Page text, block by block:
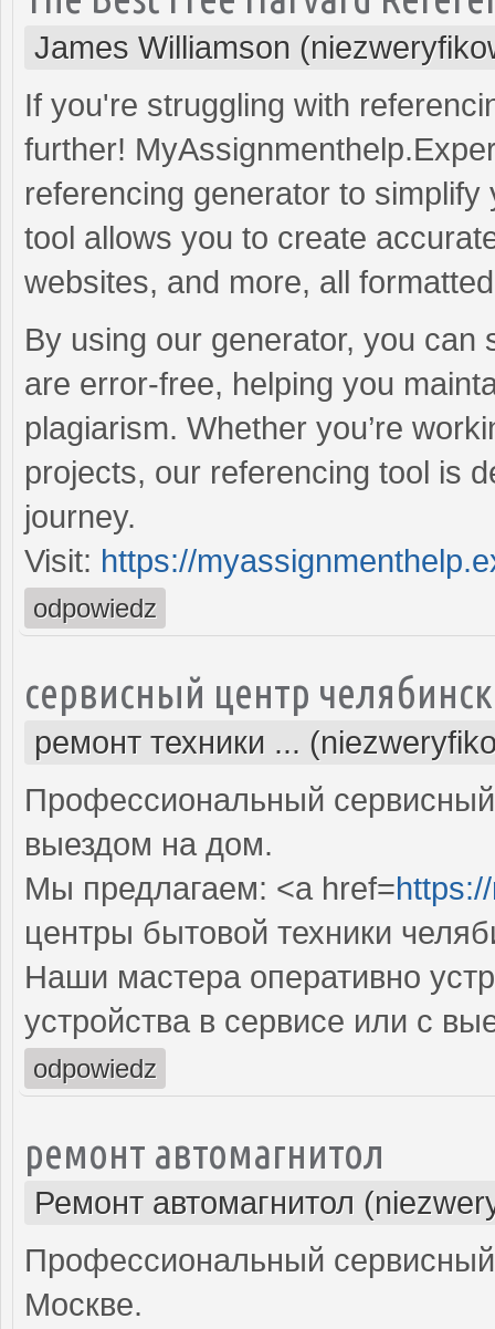
James Williamson
If you're struggling with
further!
referencing generator to
tool allows you to create
websites, and more, all
By using our generator, you
are error-free, helping you
plagiarism. Whether you’re
projects, our referencing tool is
journey.
Visit: https://
odpowiedz
сервисный центр
ремонт техники ...
Профессиональный
выездом на дом.
Мы предлагаем: <a href=
центры бытовой техники
Наши мастера оперативно
устройства в сервисе или с
odpowiedz
ремонт автомагнитол
Ремонт автомагнитол
Профессиональный
Москве.